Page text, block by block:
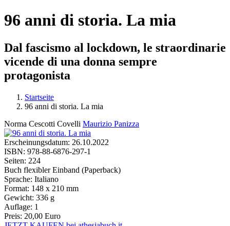
96 anni di storia. La mia
Dal fascismo al lockdown, le straordinarie
vicende di una donna sempre
protagonista
Sie sind hier
Startseite
96 anni di storia. La mia
Norma Cescotti Covelli Maurizio Panizza
Erscheinungsdatum: 26.10.2022
ISBN: 978-88-6876-297-1
Seiten: 224
Buch flexibler Einband (Paperback)
Sprache: Italiano
Format: 148 x 210 mm
Gewicht: 336 g
Auflage: 1
Preis: 20,00 Euro